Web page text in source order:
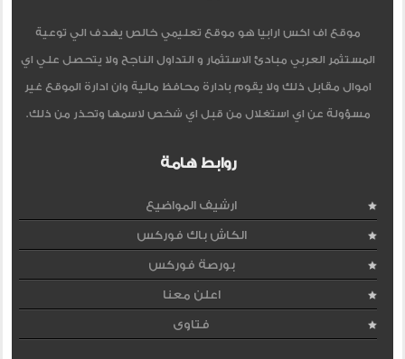
موقع اف اكس ارابيا هو موقع تعليمي خالص يهدف الي توعية
المستثمر العربي مبادئ الاستثمار و التداول الناجح ولا يتحصل علي اي
اموال مقابل ذلك ولا يقوم بادارة محافظ مالية وان ادارة الموقع غير
مسؤولة عن اي استغلال من قبل اي شخص لاسمها وتحذر من ذلك.
روابط هامة
ارشيف المواضيع
الكاش باك فوركس
بورصة فوركس
اعلن معنا
فتاوى